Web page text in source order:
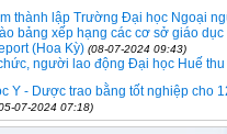
thành lập Trường Đại học Ngoại
bảng xếp hạng các cơ sở giáo
(Hoa Kỳ) (08-07-2024 09:43)
người lao động Đại học Huế
Y - Dược trao bằng tốt nghiệp cho
07-2024 07:18)